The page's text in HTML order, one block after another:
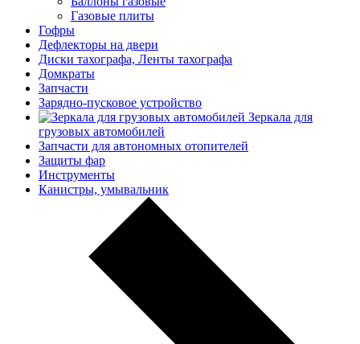
Газовые плиты
Гофры
Дефлекторы на двери
Диски тахографа, Ленты тахографа
Домкраты
Запчасти
Зарядно-пусковое устройство
Зеркала для
грузовых автомобилей
Запчасти для автономных отопителей
Защиты фар
Инструменты
Канистры, умывальник